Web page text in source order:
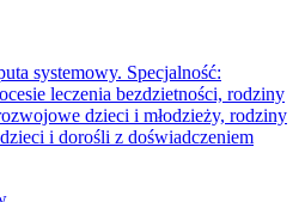
systemowy. Specjalność:
leczenia bezdzietności, rodziny
dzieci i młodzieży, rodziny
i dorośli z doświadczeniem